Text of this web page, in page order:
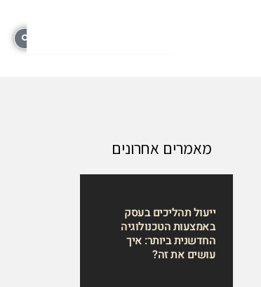
מאמרים אחרונים
ייעול תהליכים בעסק
באמצעות הטכנולוגיה
החדשנית ביותר: איך
עושים את זה?